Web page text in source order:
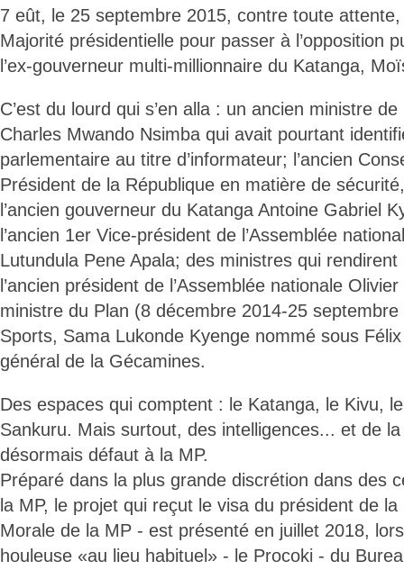
7 eût, le 25 septembre 2015, contre toute
Majorité présidentielle pour passer à l’opposition
l’ex-gouverneur multi-millionnaire du Katanga,
C’est du lourd qui s’en alla : un ancien ministre
Charles Mwando Nsimba qui avait pourtant
parlementaire au titre d’informateur; l’ancien
Président de la République en matière de
l’ancien gouverneur du Katanga Antoine Gabriel
l’ancien 1er Vice-président de l’Assemblée
Lutundula Pene Apala; des ministres qui
l’ancien président de l’Assemblée nationale
ministre du Plan (8 décembre 2014-25
Sports, Sama Lukonde Kyenge nommé sous
général de la Gécamines.
Des espaces qui comptent : le Katanga, le Kivu,
Sankuru. Mais surtout, des intelligences... et de
désormais défaut à la MP.
Préparé dans la plus grande discrétion dans des
la MP, le projet qui reçut le visa du président de
Morale de la MP - est présenté en juillet 2018,
houleuse «au lieu habituel» - le Procoki - du